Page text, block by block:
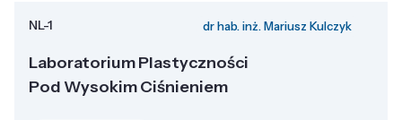
NL-1 dr hab. inż. Mariusz Kulczyk
Laboratorium Plastyczności
Pod Wysokim Ciśnieniem